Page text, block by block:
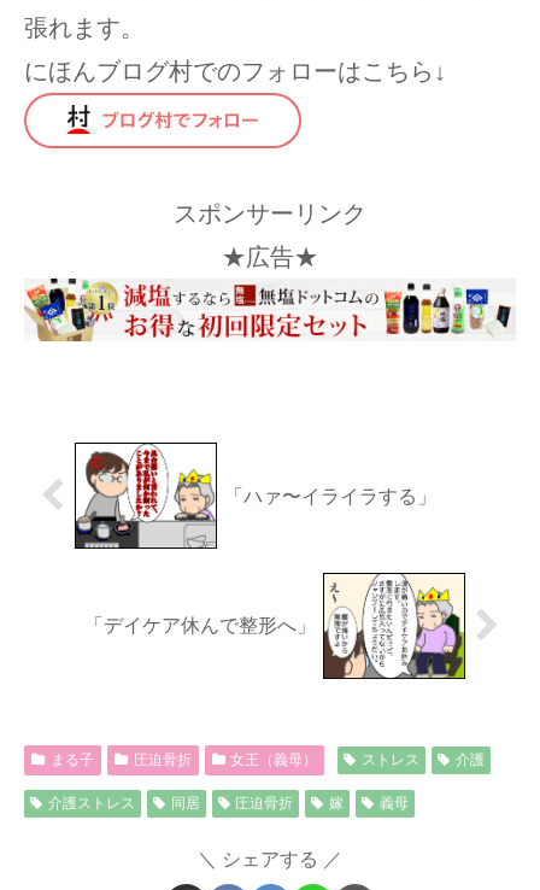
張れます。
にほんブログ村でのフォローはこちら↓
スポンサーリンク
★広告★
「ハァ〜イライラする」
「デイケア休んで整形へ」
まる子 圧迫骨折 女王（義母） ストレス 介護
介護ストレス 同居 圧迫骨折 嫁 義母
シェアする